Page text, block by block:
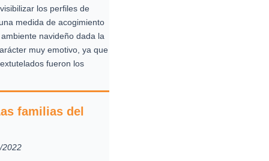
los perfiles de
medida de acogimiento
navideño dada la
muy emotivo, ya que
fueron los
familias del
2022